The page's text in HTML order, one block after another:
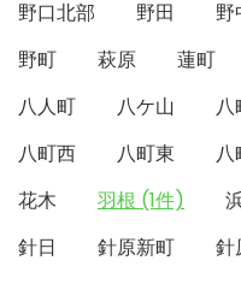
野口北部 野田 野
野町
萩原 蓮町
八人町
八ケ山 八
八町西
八町東 八
花木
羽根 (1件)
針日
針原新町 針